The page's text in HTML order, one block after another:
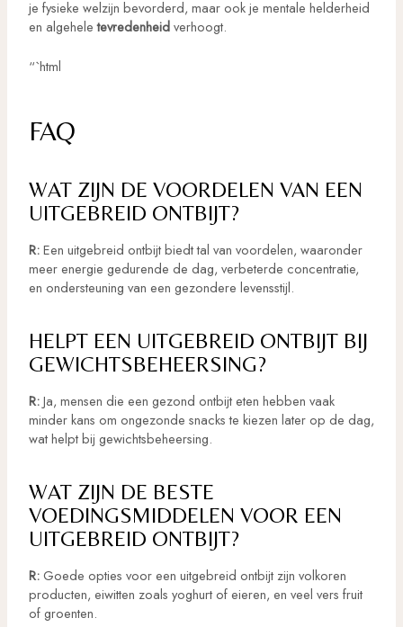
je fysieke welzijn bevorderd, maar ook je mentale helderheid
en algeheletevredenheidverhoogt.
“`html
FAQ
WAT ZIJN DE VOORDELEN VAN EEN
UITGEBREID ONTBIJT?
R:Een uitgebreid ontbijt biedt tal van voordelen, waaronder
meer energie gedurende de dag, verbeterde concentratie,
en ondersteuning van een gezondere levensstijl.
HELPT EEN UITGEBREID ONTBIJT BIJ
GEWICHTSBEHEERSING?
R:Ja, mensen die een gezond ontbijt eten hebben vaak
minder kans om ongezonde snacks te kiezen later op de dag,
wat helpt bij gewichtsbeheersing.
WAT ZIJN DE BESTE
VOEDINGSMIDDELEN VOOR EEN
UITGEBREID ONTBIJT?
R:Goede opties voor een uitgebreid ontbijt zijn volkoren
producten, eiwitten zoals yoghurt of eieren, en veel vers fruit
of groenten.